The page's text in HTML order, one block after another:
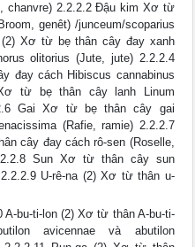
chanvre) 2.2.2.2 Đậu kim Xơ từ
genêt) /junceum/scoparius
Xơ từ bẹ thân cây đay xanh
olitorius (Jute, jute) 2.2.2.4
đay cách Hibiscus cannabinus
từ bẹ thân cây lanh Linum
Gai Xơ từ bẹ thân cây gai
(Rafie, ramie) 2.2.2.7
cây đay cách rô-sen (Roselle,
Sun Xơ từ thân cây sun
U-rê-na (2) Xơ từ thân u-
A-bu-ti-lon (2) Xơ từ thân A-bu-ti-
avicennae và abutilon